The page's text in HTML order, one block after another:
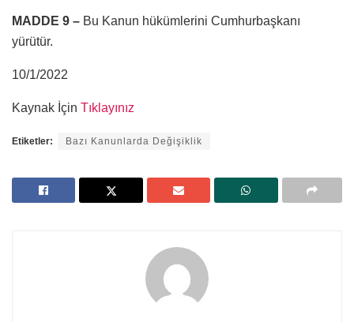
MADDE 9 – Bu Kanun hükümlerini Cumhurbaşkanı
yürütür.
10/1/2022
Kaynak İçin Tıklayınız
Etiketler: Bazı Kanunlarda Değişiklik